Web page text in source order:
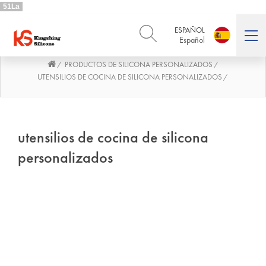
51La
ESPAÑOL
Español
ENGLISH
English
DEUTSCH
Deutsch
French Italiano
PORTUGUÊS
/ PRODUCTOS DE SILICONA PERSONALIZADOS /
UTENSILIOS DE COCINA DE SILICONA PERSONALIZADOS /
utensilios de cocina de silicona
personalizados